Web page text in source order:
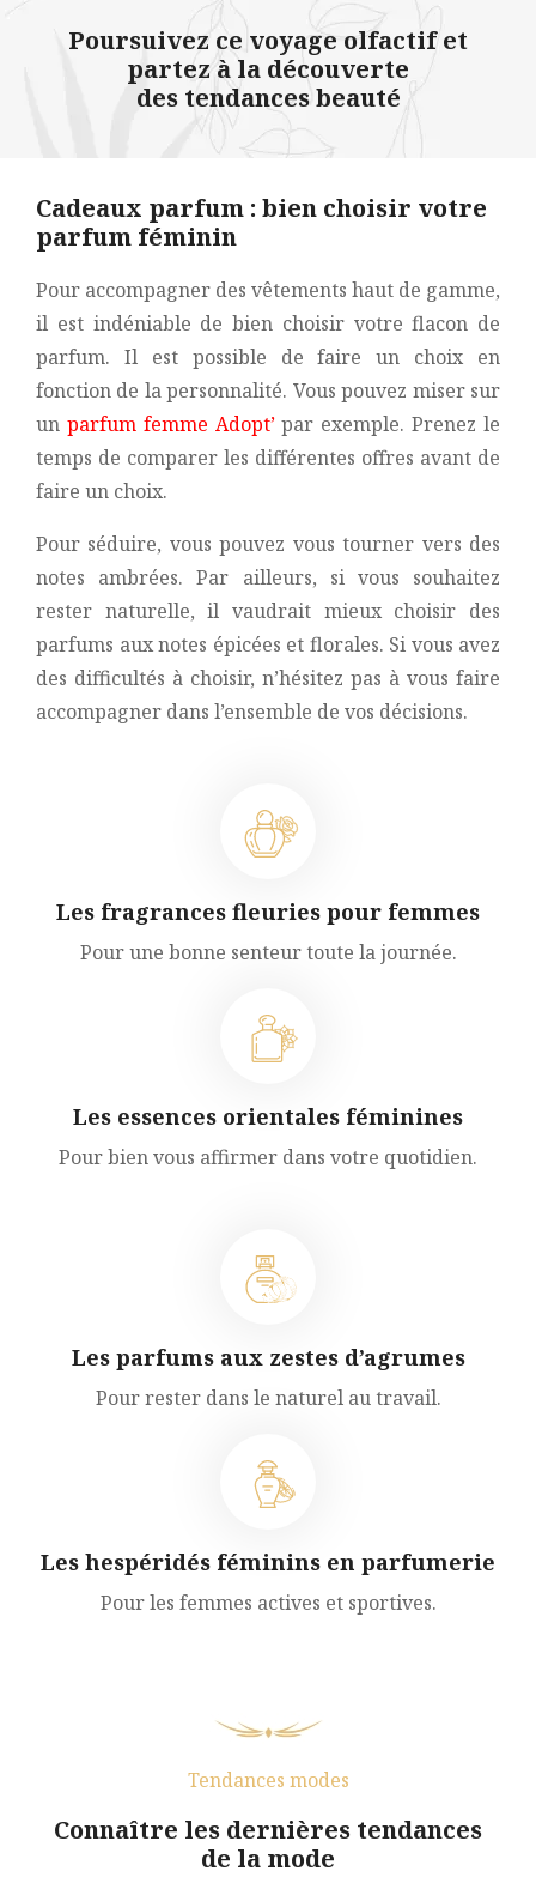
Poursuivez ce voyage olfactif et
partez à la découverte
des tendances beauté
Cadeaux parfum : bien choisir votre
parfum féminin
Pour accompagner des vêtements haut de gamme,
il est indéniable de bien choisir votre flacon de
parfum. Il est possible de faire un choix en
fonction de la personnalité. Vous pouvez miser sur
un parfum femme Adopt’par exemple. Prenez le
temps de comparer les différentes offres avant de
faire un choix.
Pour séduire, vous pouvez vous tourner vers des
notes ambrées. Par ailleurs, si vous souhaitez
rester naturelle, il vaudrait mieux choisir des
parfums aux notes épicées et florales. Si vous avez
des difficultés à choisir, n’hésitez pas à vous faire
accompagner dans l’ensemble de vos décisions.
Les fragrances fleuries pour femmes
Pour une bonne senteur toute la journée.
Les essences orientales féminines
Pour bien vous affirmer dans votre quotidien.
Les parfums aux zestes d’agrumes
Pour rester dans le naturel au travail.
Les hespéridés féminins en parfumerie
Pour les femmes actives et sportives.
Tendances modes
Connaître les dernières tendances
de la mode